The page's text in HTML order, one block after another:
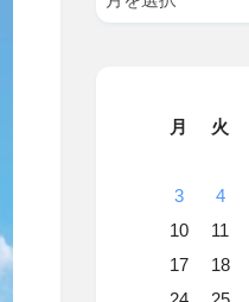
月
火
3
4
10
11
17
18